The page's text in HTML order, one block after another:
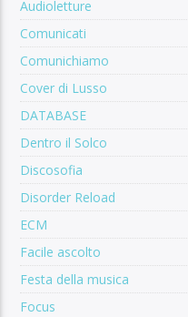
Audioletture
Comunicati
Comunichiamo
Cover di Lusso
DATABASE
Dentro il Solco
Discosofia
Disorder Reload
ECM
Facile ascolto
Festa della musica
Focus